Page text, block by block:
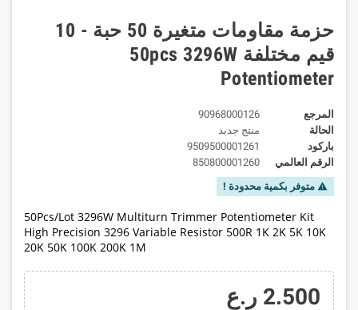
حزمة مقاومات متغيرة 50 حبة - 10
قيم مختلفة 50pcs 3296W
Potentiometer
المرجع
90968000126
الحالة
منتج جديد
باركود
9509500001261
الرقم العالمي
850800001260
warning متوفر بكمية محدودة !
50Pcs/Lot 3296W Multiturn Trimmer Potentiometer Kit
High Precision 3296 Variable Resistor 500R 1K 2K 5K 10K
20K 50K 100K 200K 1M
2.500 ر.ع